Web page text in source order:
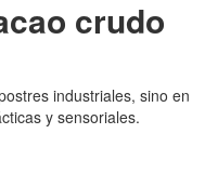
crudo
industriales, sino en
y sensoriales.